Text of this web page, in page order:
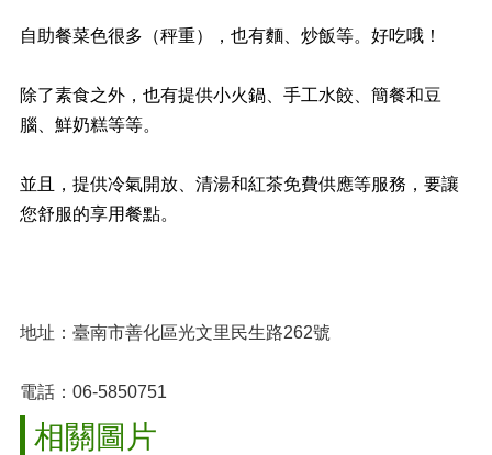
自助餐菜色很多（秤重），也有麵、炒飯等。好吃哦！
除了素食之外，也有提供小火鍋、手工水餃、簡餐和豆
腦、鮮奶糕等等。
並且，提供冷氣開放、清湯和紅茶免費供應等服務，要讓
您舒服的享用餐點。
地址：臺南市善化區光文里民生路262號
電話：06-5850751
相關圖片